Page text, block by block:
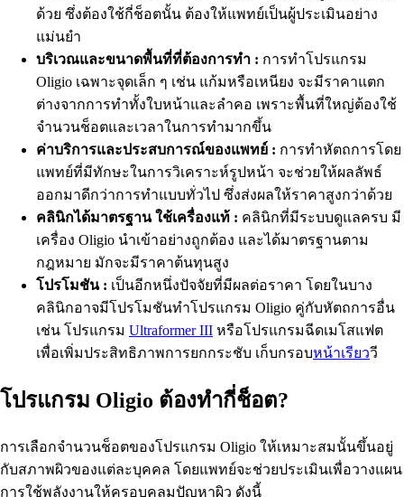
ด้วย ซึ่งต้องใช้กี่ช็อตนั้น ต้องให้แพทย์เป็นผู้ประเมินอย่าง
แม่นยำ
บริเวณและขนาดพื้นที่ที่ต้องการทำ : การทำโปรแกรม
Oligio เฉพาะจุดเล็ก ๆ เช่น แก้มหรือเหนียง จะมีราคาแตก
ต่างจากการทำทั้งใบหน้าและลำคอ เพราะพื้นที่ใหญ่ต้องใช้
จำนวนช็อตและเวลาในการทำมากขึ้น
ค่าบริการและประสบการณ์ของแพทย์ : การทำหัตถการโดย
แพทย์ที่มีทักษะในการวิเคราะห์รูปหน้า จะช่วยให้ผลลัพธ์
ออกมาดีกว่าการทำแบบทั่วไป ซึ่งส่งผลให้ราคาสูงกว่าด้วย
คลินิกได้มาตรฐาน ใช้เครื่องแท้ : คลินิกที่มีระบบดูแลครบ มี
เครื่อง Oligio นำเข้าอย่างถูกต้อง และได้มาตรฐานตาม
กฎหมาย มักจะมีราคาต้นทุนสูง
โปรโมชัน : เป็นอีกหนึ่งปัจจัยที่มีผลต่อราคา โดยในบาง
คลินิกอาจมีโปรโมชันทำโปรแกรม Oligio คู่กับหัตถการอื่น
เช่น โปรแกรม Ultraformer III หรือโปรแกรมฉีดเมโสแฟต
เพื่อเพิ่มประสิทธิภาพการยกกระชับ เก็บกรอบหน้าเรียววี
โปรแกรม Oligio ต้องทำกี่ช็อต?
การเลือกจำนวนช็อตของโปรแกรม Oligio ให้เหมาะสมนั้นขึ้นอยู่
กับสภาพผิวของแต่ละบุคคล โดยแพทย์จะช่วยประเมินเพื่อวางแผน
การใช้พลังงานให้ครอบคลุมปัญหาผิว ดังนี้